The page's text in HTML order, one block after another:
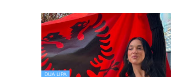
DUA LIPA